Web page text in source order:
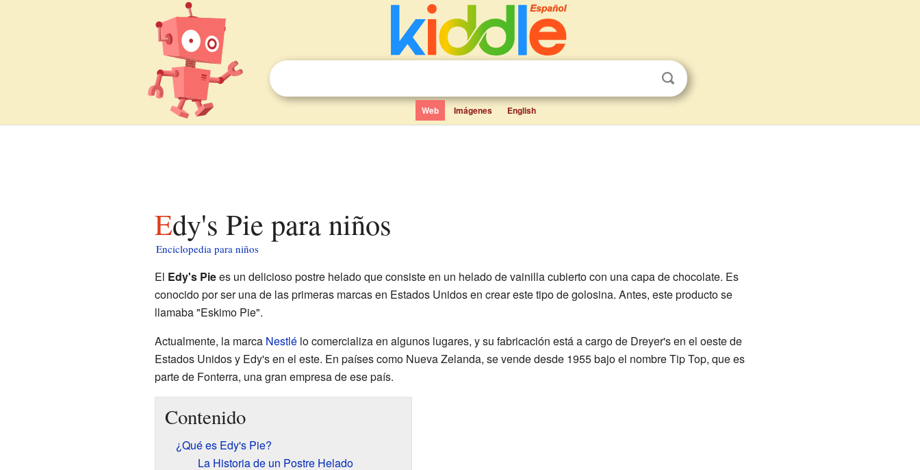
Web Imágenes English
Edy's Pie para niños
Enciclopedia para niños
El Edy's Piees un delicioso postre helado que consiste en un helado de vainilla cubierto con una capa de chocolate. Es
conocido por ser una de las primeras marcas en Estados Unidos en crear este tipo de golosina. Antes, este producto se
llamaba "Eskimo Pie".
Actualmente, la marca Nestlélo comercializa en algunos lugares, y su fabricación está a cargo de Dreyer's en el oeste de
Estados Unidos y Edy's en el este. En países como Nueva Zelanda, se vende desde 1955 bajo el nombre Tip Top, que es
parte de Fonterra, una gran empresa de ese país.
Contenido
¿Qué es Edy's Pie?
La Historia de un Postre Helado